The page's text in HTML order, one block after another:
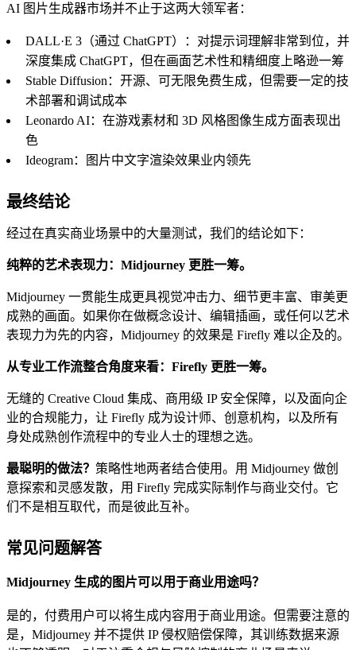
AI 图片生成器市场并不止于这两大领军者：
DALL·E 3（通过 ChatGPT）：对提示词理解非常到位，并
深度集成 ChatGPT，但在画面艺术性和精细度上略逊一筹
Stable Diffusion：开源、可无限免费生成，但需要一定的技
术部署和调试成本
Leonardo AI：在游戏素材和 3D 风格图像生成方面表现出
色
Ideogram：图片中文字渲染效果业内领先
最终结论
经过在真实商业场景中的大量测试，我们的结论如下：
纯粹的艺术表现力：Midjourney 更胜一筹。
Midjourney 一贯能生成更具视觉冲击力、细节更丰富、审美更
成熟的画面。如果你在做概念设计、编辑插画，或任何以艺术
表现力为先的内容，Midjourney 的效果是 Firefly 难以企及的。
从专业工作流整合角度来看：Firefly 更胜一筹。
无缝的 Creative Cloud 集成、商用级 IP 安全保障，以及面向企
业的合规能力，让 Firefly 成为设计师、创意机构，以及所有
身处成熟创作流程中的专业人士的理想之选。
最聪明的做法？ 策略性地两者结合使用。用 Midjourney 做创
意探索和灵感发散，用 Firefly 完成实际制作与商业交付。它
们不是相互取代，而是彼此互补。
常见问题解答
Midjourney 生成的图片可以用于商业用途吗？
是的，付费用户可以将生成内容用于商业用途。但需要注意的
是，Midjourney 并不提供 IP 侵权赔偿保障，其训练数据来源